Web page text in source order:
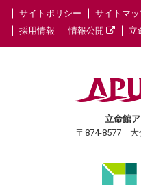
サイトポリシー サイトマ
採用情報
情報公開 立
立命館
〒874-8577 大